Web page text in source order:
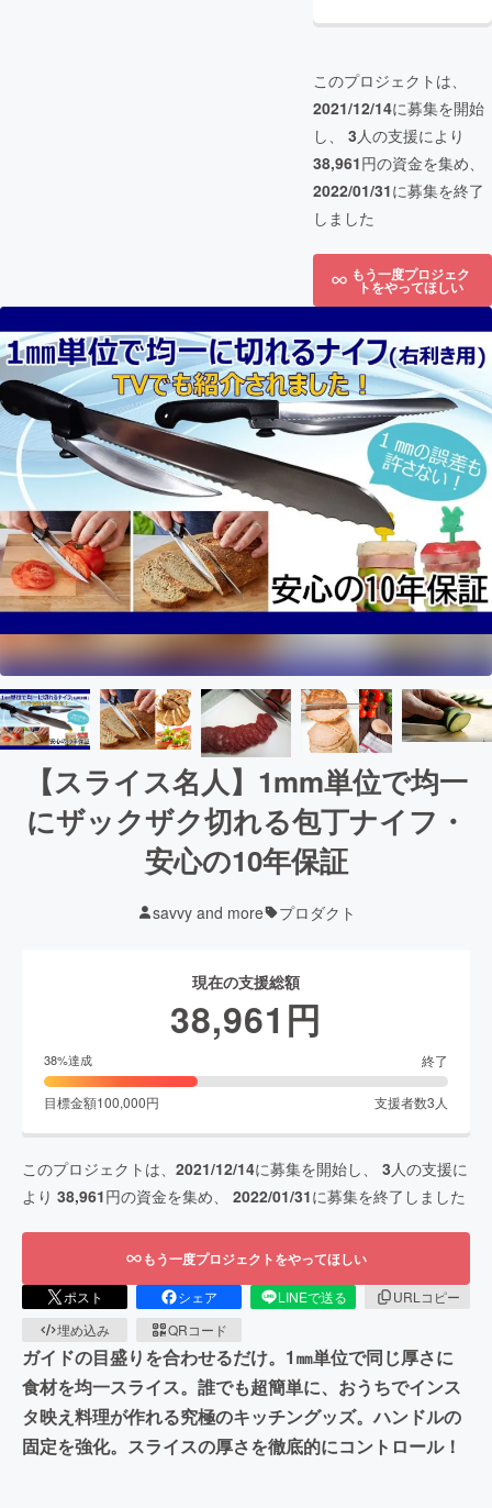
このプロジェクトは、
2021/12/14に募集を開始
し、 3人の支援により
38,961円の資金を集め、
2022/01/31に募集を終了
しました
もう一度プロジェク
トをやってほしい
【スライス名人】1mm単位で均一
にザックザク切れる包丁ナイフ・
安心の10年保証
savvy and more プロダクト
現在の支援総額
38,961 円
38%達成 終了
目標金額100,000円 支援者数3 人
このプロジェクトは、 2021/12/14に募集を開始し、 3 人の支援に
より 38,961円の資金を集め、 2022/01/31に募集を終了しました
もう一度プロジェクトをやってほしい
ポスト シェア LINEで送る
URLコピー
埋め込み
QRコード
ガイドの目盛りを合わせるだけ。1㎜単位で同じ厚さに
食材を均一スライス。誰でも超簡単に、おうちでインス
タ映え料理が作れる究極のキッチングッズ。ハンドルの
固定を強化。スライスの厚さを徹底的にコントロール！